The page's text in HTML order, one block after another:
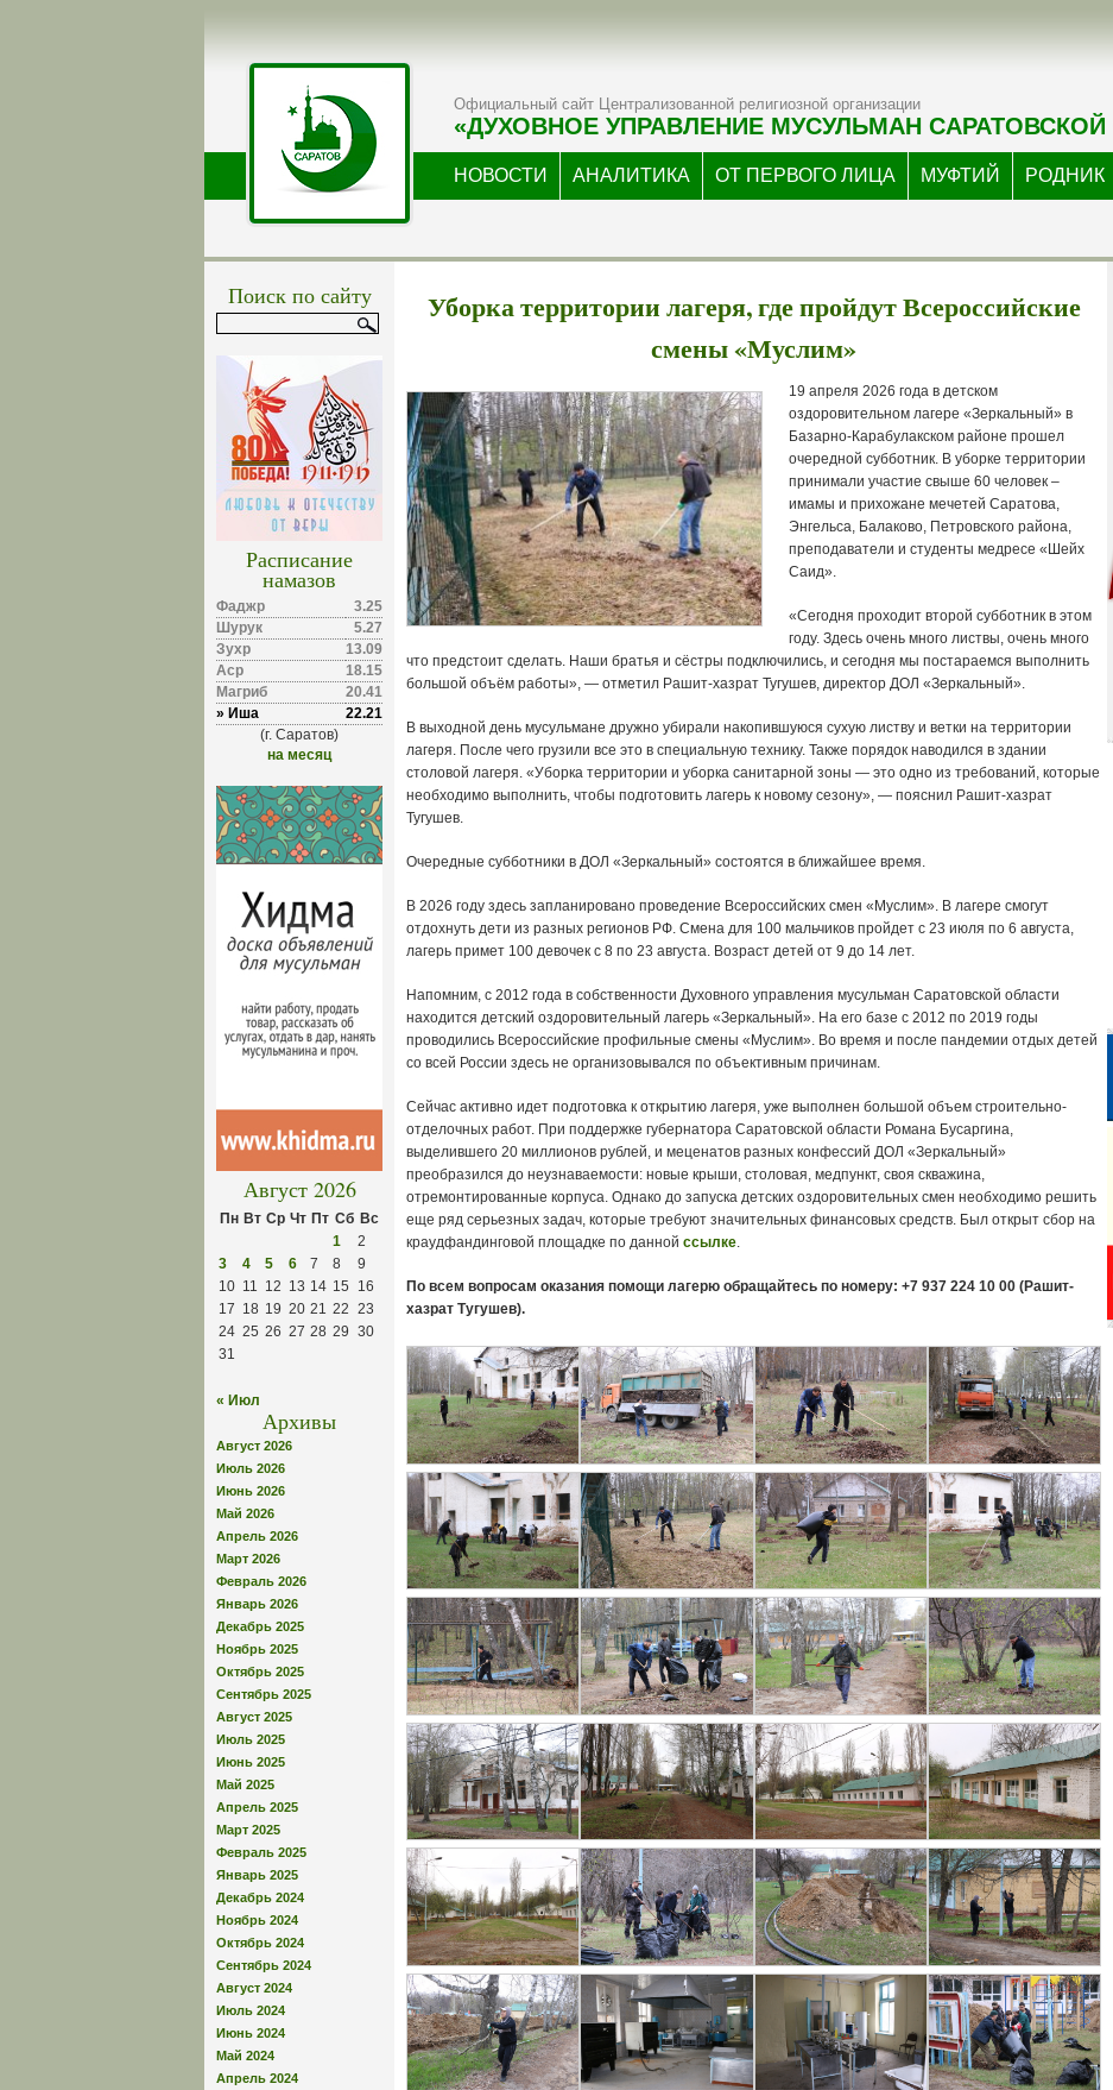
Официальный сайт Централизованной религиозной организации
«ДУХОВНОЕ УПРАВЛЕНИЕ МУСУЛЬМАН
НОВОСТИ АНАЛИТИКА ОТ ПЕРВОГО ЛИЦА МУФТИЙ РОДНИК
Поиск по сайту
Расписание
намазов
Фаджр
3.25
Шурук
5.27
Зухр
13.09
Аср
18.15
Магриб
20.41
» Иша
22.21
(г. Саратов)
на месяц
Август 2026
Пн Вт Ср Чт Пт Сб Вс
1
2
3
4 5 6 7 8
9
10 11 12 13 14 15
16
17 18 19 20 21 22 23
24 25 26 27 28 29 30
31
« Июл
Архивы
Август 2026
Июль 2026
Июнь 2026
Май 2026
Апрель 2026
Март 2026
Февраль 2026
Январь 2026
Декабрь 2025
Ноябрь 2025
Октябрь 2025
Сентябрь 2025
Август 2025
Июль 2025
Июнь 2025
Май 2025
Апрель 2025
Март 2025
Февраль 2025
Январь 2025
Декабрь 2024
Ноябрь 2024
Октябрь 2024
Сентябрь 2024
Август 2024
Июль 2024
Июнь 2024
Май 2024
Апрель 2024
Уборка территории лагеря, где пройдут Всероссийские
смены «Муслим»
19 апреля 2026 года в детском
оздоровительном лагере «Зеркальный» в
Базарно-Карабулакском районе прошел
очередной субботник. В уборке территории
принимали участие свыше 60 человек –
имамы и прихожане мечетей Саратова,
Энгельса, Балаково, Петровского района,
преподаватели и студенты медресе «Шейх
Саид».
«Сегодня проходит второй субботник в этом
году. Здесь очень много листвы, очень много
что предстоит сделать. Наши братья и сёстры подключились, и сегодня мы постараемся выполнить
большой объём работы», — отметил Рашит-хазрат Тугушев, директор ДОЛ «Зеркальный».
В выходной день мусульмане дружно убирали накопившуюся сухую листву и ветки на территории
лагеря. После чего грузили все это в специальную технику. Также порядок наводился в здании
столовой лагеря. «Уборка территории и уборка санитарной зоны — это одно из требований, которые
необходимо выполнить, чтобы подготовить лагерь к новому сезону», — пояснил Рашит-хазрат
Тугушев.
Очередные субботники в ДОЛ «Зеркальный» состоятся в ближайшее время.
В 2026 году здесь запланировано проведение Всероссийских смен «Муслим». В лагере смогут
отдохнуть дети из разных регионов РФ. Смена для 100 мальчиков пройдет с 23 июля по 6 августа,
лагерь примет 100 девочек с 8 по 23 августа. Возраст детей от 9 до 14 лет.
Напомним, с 2012 года в собственности Духовного управления мусульман Саратовской области
находится детский оздоровительный лагерь «Зеркальный». На его базе с 2012 по 2019 годы
проводились Всероссийские профильные смены «Муслим». Во время и после пандемии отдых детей
со всей России здесь не организовывался по объективным причинам.
Сейчас активно идет подготовка к открытию лагеря, уже выполнен большой объем строительно-
отделочных работ. При поддержке губернатора Саратовской области Романа Бусаргина,
выделившего 20 миллионов рублей, и меценатов разных конфессий ДОЛ «Зеркальный»
преобразился до неузнаваемости: новые крыши, столовая, медпункт, своя скважина,
отремонтированные корпуса. Однако до запуска детских оздоровительных смен необходимо решить
еще ряд серьезных задач, которые требуют значительных финансовых средств. Был открыт сбор на
краудфандинговой площадке по данной ссылке.
По всем вопросам оказания помощи лагерю обращайтесь по номеру: +7 937 224 10 00 (Рашит-
хазрат Тугушев).